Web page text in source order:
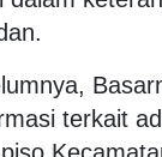
terkait